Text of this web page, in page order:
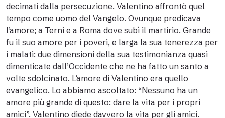
decimati dalla persecuzione. Valentino affrontò quel
tempo come uomo del Vangelo. Ovunque predicava
l’amore; a Terni e a Roma dove subì il martirio. Grande
fu il suo amore per i poveri, e larga la sua tenerezza per
i malati: due dimensioni della sua testimonianza quasi
dimenticate dall’Occidente che ne ha fatto un santo a
volte sdolcinato. L’amore di Valentino era quello
evangelico. Lo abbiamo ascoltato: “Nessuno ha un
amore più grande di questo: dare la vita per i propri
amici”. Valentino diede davvero la vita per gli amici.